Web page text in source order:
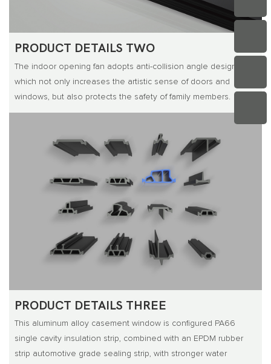
PRODUCT DETAILS TWO
The indoor opening fan adopts anti-collision angle design,
which not only increases the artistic sense of doors and
windows, but also protects the safety of family members.
PRODUCT DETAILS THREE
This aluminum alloy casement window is configured PA66
single cavity insulation strip, combined with an EPDM rubber
strip automotive grade sealing strip, with stronger water